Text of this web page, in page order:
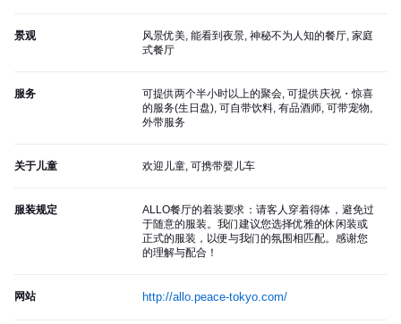
景观
风景优美, 能看到夜景, 神秘不为人知的餐厅, 家庭
式餐厅
服务
可提供两个半小时以上的聚会, 可提供庆祝・惊喜
的服务(生日盘), 可自带饮料, 有品酒师, 可带宠物,
外带服务
关于儿童 欢迎儿童, 可携带婴儿车
服装规定
ALLO餐厅的着装要求：请客人穿着得体，避免过
于随意的服装。我们建议您选择优雅的休闲装或
正式的服装，以便与我们的氛围相匹配。感谢您
的理解与配合！
网站 http://allo.peace-tokyo.com/